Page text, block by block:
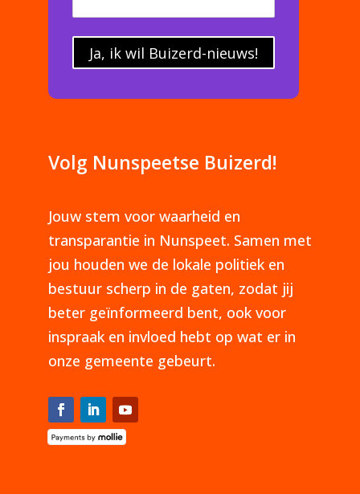
Ja, ik wil Buizerd-nieuws!
Volg Nunspeetse Buizerd!
Jouw stem voor waarheid en
transparantie in Nunspeet. Samen met
jou houden we de lokale politiek en
bestuur scherp in de gaten, zodat jij
beter geïnformeerd bent, ook voor
inspraak en invloed hebt op wat er in
onze gemeente gebeurt.